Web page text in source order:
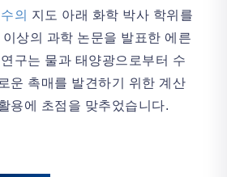
의 지도 아래 화학 박사 학위를
상의 과학 논문을 발표한 에른
구는 물과 태양광으로부터 수
운 촉매를 발견하기 위한 계산
용에 초점을 맞추었습니다.